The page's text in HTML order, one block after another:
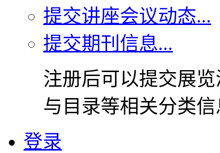
提交讲座会议动态...
提交期刊信息...
注册后可以提交展
与目录等相关分类
登录